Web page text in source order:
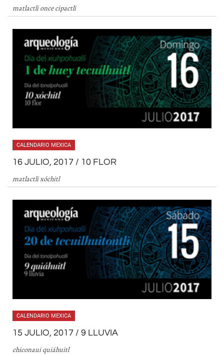
matlactli once cipactli
CALENDARIO MEXICA
16 JULIO, 2017 / 10 FLOR
matlactli xóchitl
CALENDARIO MEXICA
15 JULIO, 2017 / 9 LLUVIA
chiconaui quiáhuitl